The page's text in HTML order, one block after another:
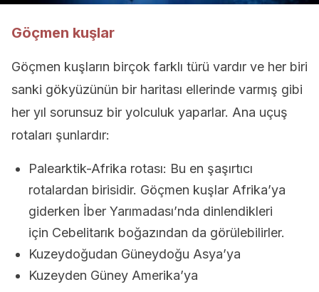
Göçmen kuşlar
Göçmen kuşların birçok farklı türü vardır ve her biri
sanki gökyüzünün bir haritası ellerinde varmış gibi
her yıl sorunsuz bir yolculuk yaparlar. Ana uçuş
rotaları şunlardır:
Palearktik-Afrika rotası: Bu en şaşırtıcı
rotalardan birisidir. Göçmen kuşlar Afrika’ya
giderken İber Yarımadası’nda dinlendikleri
için Cebelitarık boğazından da görülebilirler.
Kuzeydoğudan Güneydoğu Asya’ya
Kuzeyden Güney Amerika’ya